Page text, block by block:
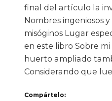
final del artículo la
Nombres ingeniosos
misóginos Lugar
en este libro Sobre
huerto ampliado
Considerando que
Compártelo: